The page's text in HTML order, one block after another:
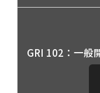
GRI 102：一般